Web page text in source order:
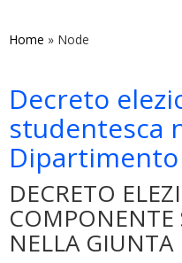
main
Home » Node
Decreto
studentesca
Dipartimento
DECRETO
COMPONENTE
NELLA